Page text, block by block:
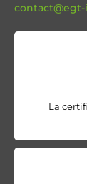
La